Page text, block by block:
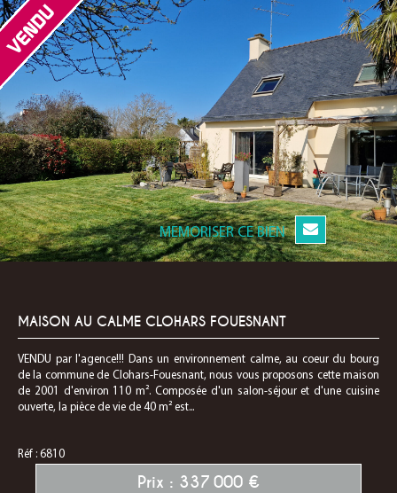
MEMORISER CE BIEN
MAISON AU CALME CLOHARS FOUESNANT
VENDU par l'agence!!! Dans un environnement calme, au coeur du bourg
de la commune de Clohars-Fouesnant, nous vous proposons cette maison
de 2001 d'environ 110 m². Composée d'un salon-séjour et d'une cuisine
ouverte, la pièce de vie de 40 m² est...
Réf : 6810
Prix : 337 000 €